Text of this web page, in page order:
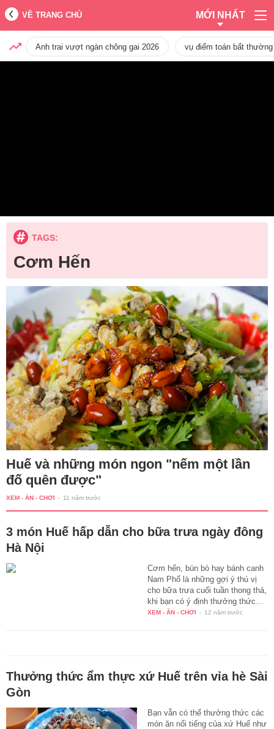
VỀ TRANG CHỦ MỚI NHẤT
Anh trai vượt ngàn chông gai 2026 vụ điểm toán bất
TAGS:
Cơm Hến
Huế và những món ngon "nếm một lần
đố quên được"
XEM - ĂN - CHƠI - 11 năm trước
3 món Huế hấp dẫn cho bữa trưa ngày đông
Hà Nội
Cơm hến, bún bò hay bánh canh
Nam Phổ là những gợi ý thú vị
cho bữa trưa cuối tuần thong thả,
khi bạn có ý định thưởng thức…
XEM - ĂN - CHƠI - 12 năm trước
Thưởng thức ẩm thực xứ Huế trên vỉa hè Sài
Gòn
Bạn vẫn có thể thưởng thức các
món ăn nổi tiếng của xứ Huế như